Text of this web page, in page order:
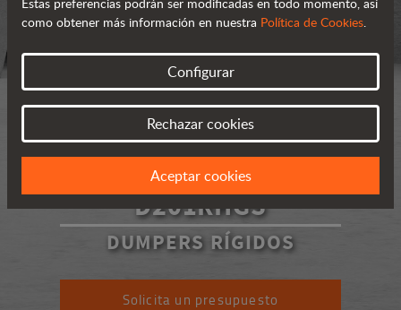
D201RHGS
DUMPERS RÍGIDOS
Solicita un presupuesto
como obtener más información en nuestra Política de Cookies.
Configurar
Rechazar cookies
Aceptar cookies